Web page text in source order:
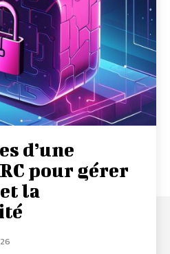
d’une
pour gérer
la